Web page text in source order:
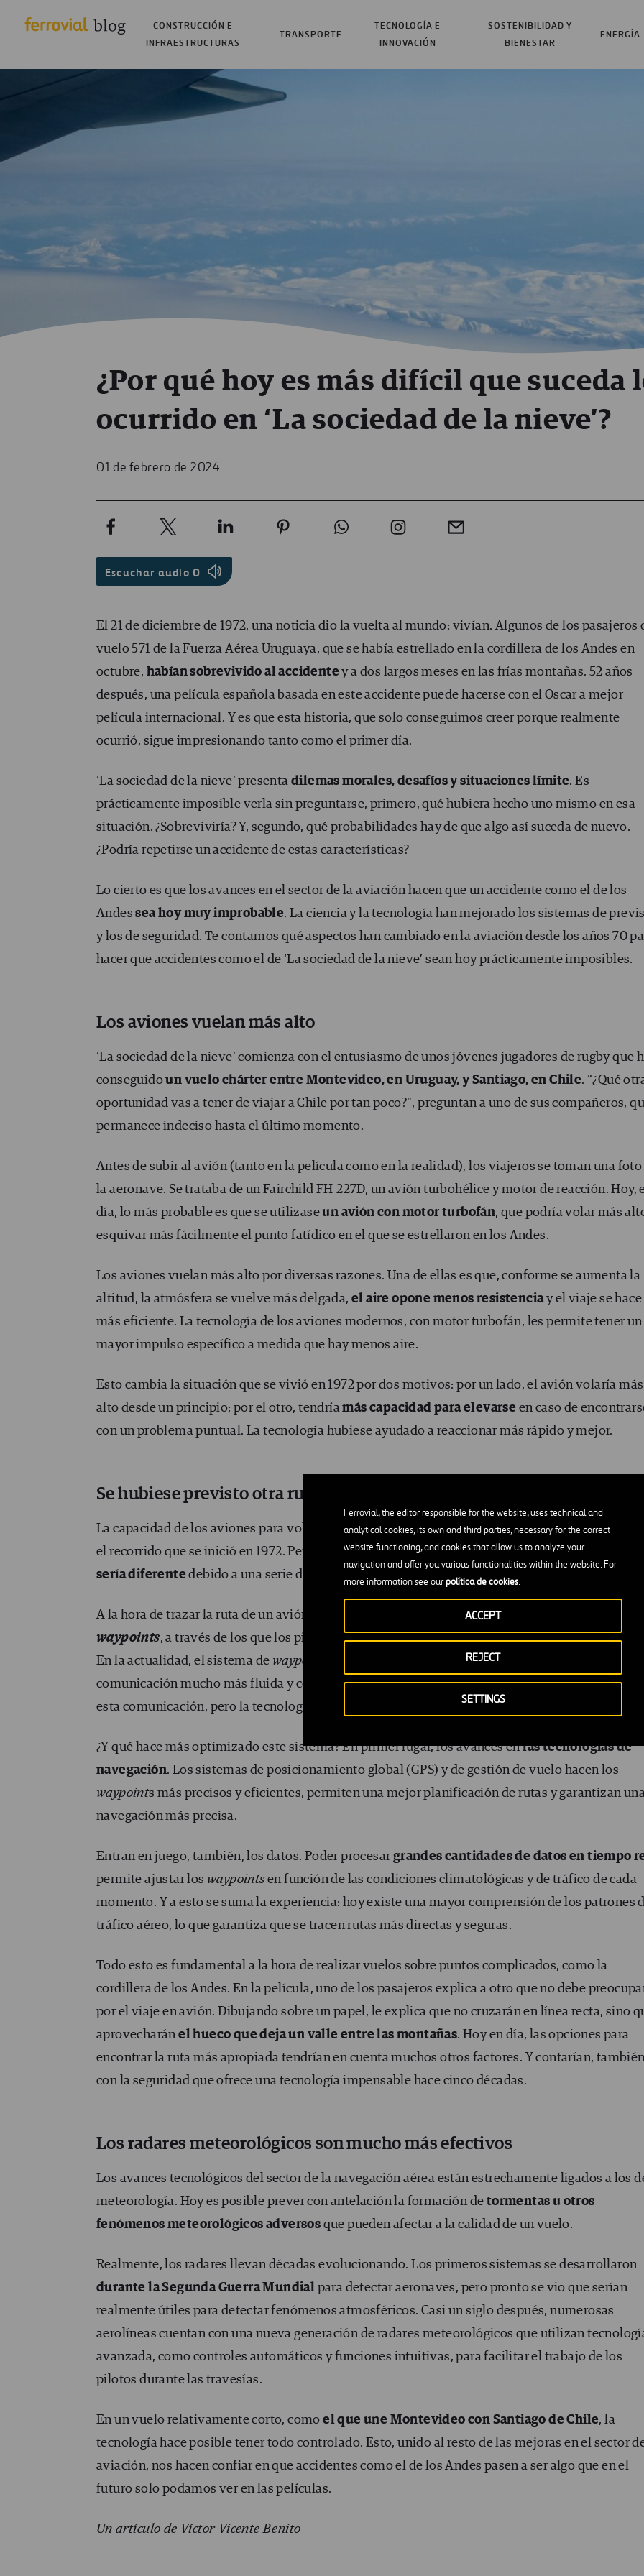
Ferrovial, the editor responsible for the website, uses technical and
analytical cookies, its own and third parties, necessary for the correct
website functioning, and cookies that allow us to analyze your
navigation and offer you various functionalities within the website. For
more information see ourpolítica de cookies.
SETTINGS
REJECT
ACCEPT
CONSTRUCCIÓN E
INFRAESTRUCTURAS
TRANSPORTE
TECNOLOGÍA E
INNOVACIÓN
SOSTENIBILIDAD Y
BIENESTAR
ENERGÍA
¿Por qué hoy es más difícil que suceda
ocurrido en ‘La sociedad de la nieve’?
01 de febrero de 2024
Escuchar audio 0
El 21 de diciembre de 1972, una noticia dio la vuelta al mundo: vivían. Algunos de los pasajeros
vuelo 571 de la Fuerza Aérea Uruguaya, que se había estrellado en la cordillera de los Andes en
octubre, habían sobrevivido al accidente y a dos largos meses en las frías montañas. 52 años
después, una película española basada en este accidente puede hacerse con el Oscar a mejor
película internacional. Y es que esta historia, que solo conseguimos creer porque realmente
ocurrió, sigue impresionando tanto como el primer día.
‘La sociedad de la nieve’ presenta dilemas morales, desafíos y situaciones límite. Es
prácticamente imposible verla sin preguntarse, primero, qué hubiera hecho uno mismo en esa
situación. ¿Sobreviviría? Y, segundo, qué probabilidades hay de que algo así suceda de nuevo.
¿Podría repetirse un accidente de estas características?
Lo cierto es que los avances en el sector de la aviación hacen que un accidente como el de los
Andessea hoy muy improbable. La ciencia y la tecnología han mejorado los sistemas de
y los de seguridad. Te contamos qué aspectos han cambiado en la aviación desde los años 70
hacer que accidentes como el de ‘La sociedad de la nieve’ sean hoy prácticamente imposibles.
Los aviones vuelan más alto
‘La sociedad de la nieve’ comienza con el entusiasmo de unos jóvenes jugadores de rugby que
conseguidoun vuelo chárter entre Montevideo, en Uruguay, y Santiago, en Chile. “¿Qué
oportunidad vas a tener de viajar a Chile por tan poco?”, preguntan a uno de sus compañeros,
permanece indeciso hasta el último momento.
Antes de subir al avión (tanto en la película como en la realidad), los viajeros se toman una foto
la aeronave. Se trataba de un Fairchild FH-227D, un avión turbohélice y motor de reacción. Hoy,
día, lo más probable es que se utilizaseun avión con motor turbofán, que podría volar más
esquivar más fácilmente el punto fatídico en el que se estrellaron en los Andes.
Los aviones vuelan más alto por diversas razones. Una de ellas es que, conforme se aumenta la
altitud, la atmósfera se vuelve más delgada, el aire opone menos resistenciay el viaje se hace
más eficiente. La tecnología de los aviones modernos, con motor turbofán, les permite tener un
mayor impulso específico a medida que hay menos aire.
Esto cambia la situación que se vivió en 1972 por dos motivos: por un lado, el avión volaría más
alto desde un principio; por el otro, tendríamás capacidad para elevarse en caso de
con un problema puntual. La tecnología hubiese ayudado a reaccionar más rápido y mejor.
Se hubiese previsto otra ruta
La capacidad de los aviones para volar más alto haría que, muy probablemente, hoy no se
el recorrido que se inició en 1972. Pero los cambios no terminarían ahí. Realmente,toda la ruta
sería diferentedebido a una serie de mejoras tanto operativas como tecnológicas.
A la hora de trazar la ruta de un avión, se tienen en cuenta
puntos de referencia conocidos
waypoints, a través de los que los pilotos están en contacto con los servicios de navegación
En la actualidad, el sistema de waypoints
está mucho más optimizado y permite tener una
comunicación mucho más fluida y constante con los controladores. En los años 70 también
esta comunicación, pero la tecnología fallaba más que hoy en día.
¿Y qué hace más optimizado este sistema? En primer lugar, los avances enlas tecnologías de
navegación. Los sistemas de posicionamiento global (GPS) y de gestión de vuelo hacen los
waypoints más precisos y eficientes, permiten una mejor planificación de rutas y garantizan
navegación más precisa.
Entran en juego, también, los datos. Poder procesar grandes cantidades de datos en tiempo
permite ajustar los waypoints en función de las condiciones climatológicas y de tráfico de cada
momento. Y a esto se suma la experiencia: hoy existe una mayor comprensión de los patrones
tráfico aéreo, lo que garantiza que se tracen rutas más directas y seguras.
Todo esto es fundamental a la hora de realizar vuelos sobre puntos complicados, como la
cordillera de los Andes. En la película, uno de los pasajeros explica a otro que no debe
por el viaje en avión. Dibujando sobre un papel, le explica que no cruzarán en línea recta, sino
aprovecharánel hueco que deja un valle entre las montañas. Hoy en día, las opciones para
encontrar la ruta más apropiada tendrían en cuenta muchos otros factores. Y contarían,
con la seguridad que ofrece una tecnología impensable hace cinco décadas.
Los radares meteorológicos son mucho más efectivos
Los avances tecnológicos del sector de la navegación aérea están estrechamente ligados a los
meteorología. Hoy es posible prever con antelación la formación de tormentas u otros
fenómenos meteorológicos adversos que pueden afectar a la calidad de un vuelo.
Realmente, los radares llevan décadas evolucionando. Los primeros sistemas se desarrollaron
durante la Segunda Guerra Mundial para detectar aeronaves, pero pronto se vio que serían
realmente útiles para detectar fenómenos atmosféricos. Casi un siglo después, numerosas
aerolíneas cuentan con una nueva generación de radares meteorológicos que utilizan
avanzada, como controles automáticos y funciones intuitivas, para facilitar el trabajo de los
pilotos durante las travesías.
En un vuelo relativamente corto, comoel que une Montevideo con Santiago de Chile, la
tecnología hace posible tener todo controlado. Esto, unido al resto de las mejoras en el sector
aviación, nos hacen confiar en que accidentes como el de los Andes pasen a ser algo que en el
futuro solo podamos ver en las películas.
Un artículo de Víctor Vicente Benito